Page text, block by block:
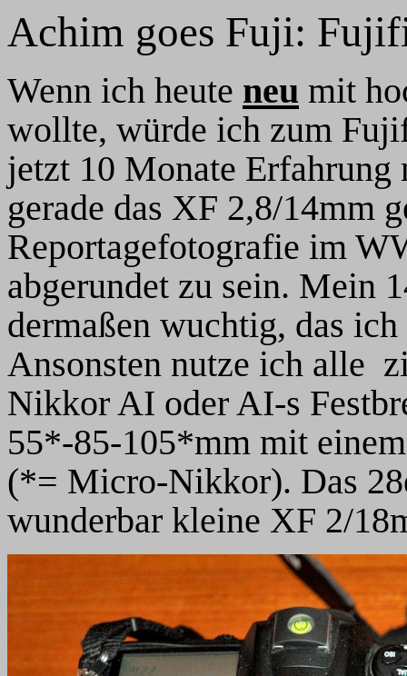
Achim goes Fuji:
Wenn ich heute neu mit
wollte, würde ich zum
jetzt 10 Monate
gerade das XF 2,8/14mm
Reportagefotografie im
abgerundet zu sein. Mein
dermaßen wuchtig, das
Ansonsten nutze ich alle
Nikkor AI oder AI-s
55*-85-105*mm mit
(*= Micro-Nikkor). Das
wunderbar kleine XF 2/